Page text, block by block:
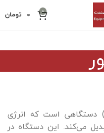
0
0 تومان
(Electric Generator) دستگاهی است که انرژی
می‌کند. این دستگاه در